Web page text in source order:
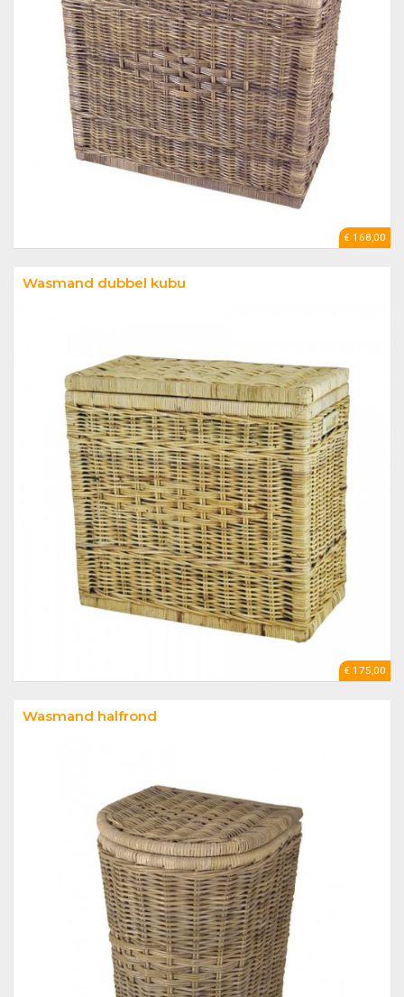
€ 168,00
Wasmand dubbel kubu
€ 175,00
Wasmand halfrond